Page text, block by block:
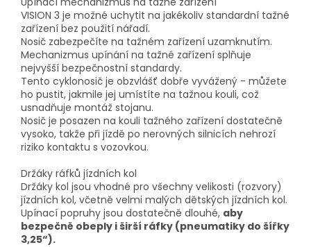
VISION 3 je možné uchytit na jakékoliv standardní tažné
zařízení bez použití nářadí.
Nosič zabezpečíte na tažném zařízení uzamknutím.
Mechanizmus upínání na tažné zařízení splňuje
nejvyšší bezpečnostní standardy.
Tento cyklonosič je obzvlášť dobře vyvážený - můžete
ho pustit, jakmile jej umístíte na tažnou kouli, což
usnadňuje montáž stojanu.
Nosič je posazen na kouli tažného zařízení dostatečně
vysoko, takže při jízdě po nerovných silnicích nehrozí
riziko kontaktu s vozovkou.
Držáky ráfků jízdních kol
Držáky kol jsou vhodné pro všechny velikosti (rozvory)
jízdních kol, včetně velmi malých dětských jízdních kol.
Upínací popruhy jsou dostatečně dlouhé, aby
bezpečně obeply i širší ráfky (pneumatiky do šířky
3,25“).